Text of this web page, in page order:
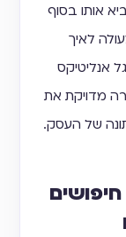
אותו בסוף
לאיך
אנליטיקס
מדויקת את
של העסק.
חיפושים